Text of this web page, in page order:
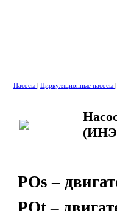
Насосы | Циркуляционные насосы |
POs –